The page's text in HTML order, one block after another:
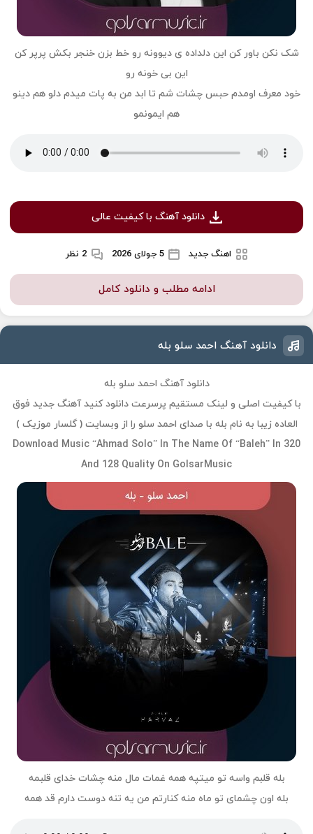
شک نکن باور کن این دلداده ی دیوونه رو خط بزن خنجر بکش پرپر کن
این بی خونه رو
خود معرف اومدم حبس چشات شم تا ابد من به پات میدم دلو هم دینو
هم ایمونمو
دانلود آهنگ با کیفیت عالی
اهنگ جدید 5 جولای 2026 2 نظر
ادامه مطلب و دانلود کامل
دانلود آهنگ احمد سلو بله
دانلود آهنگ احمد سلو بله
با کیفیت اصلی و لینک مستقیم پرسرعت دانلود کنید آهنگ جدید فوق
العاده زیبا به نام بله با صدای احمد سلو را از وبسایت ( گلسار موزیک )
Download Music “Ahmad Solo” In The Name Of “Baleh” In 320
And 128 Quality On GolsarMusic
بله قلبم واسه تو میتپه همه غمات مال منه چشات خدای قلبمه
بله اون چشمای تو ماه منه کنارتم من یه تنه دوست دارم قد همه